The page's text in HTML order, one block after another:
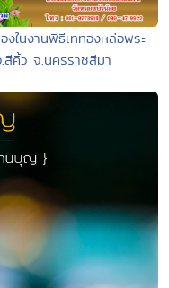
ในงานพิธีเททองหล่อพระ
สีคิ้ว จ.นครราชสีมา